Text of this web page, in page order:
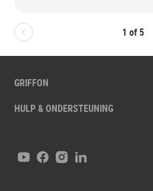
1 of 5
Bolton.General.PreviousSlide
GRIFFON
HULP & ONDERSTEUNING
YouTubeFacebook
Instagram
LinkedIn